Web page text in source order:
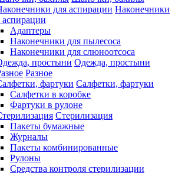
Наконечники
аспирации
Адаптеры
Наконечники для пылесоса
Наконечники для слюноотсоса
Одежда, простыни
Разное
Салфетки, фартуки
Салфетки в коробке
Фартуки в рулоне
Стерилизация
Пакеты бумажные
Журналы
Пакеты комбинированные
Рулоны
Средства контроля стерилизации